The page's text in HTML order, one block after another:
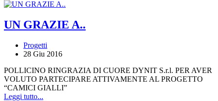
UN GRAZIE A..
Progetti
28 Giu 2016
POLLICINO RINGRAZIA DI CUORE DYNIT S.r.l. PER AVER
VOLUTO PARTECIPARE ATTIVAMENTE AL PROGETTO
“CAMICI GIALLI”
Leggi tutto...